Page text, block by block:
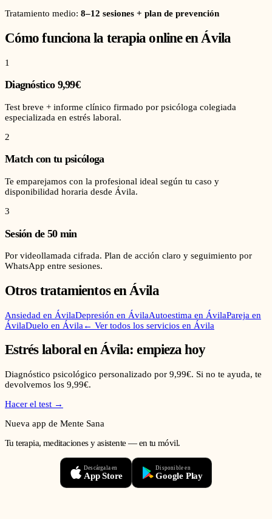
Tratamiento medio: 8–12 sesiones + plan de prevención
Cómo funciona la terapia online en Ávila
1
Diagnóstico 9,99€
Test breve + informe clínico firmado por psicóloga colegiada
especializada en estrés laboral.
2
Match con tu psicóloga
Te emparejamos con la profesional ideal según tu caso y
disponibilidad horaria desde Ávila.
3
Sesión de 50 min
Por videollamada cifrada. Plan de acción claro y seguimiento por
WhatsApp entre sesiones.
Otros tratamientos en Ávila
Ansiedad en ÁvilaDepresión en ÁvilaAutoestima en ÁvilaPareja en
ÁvilaDuelo en Ávila ← Ver todos los servicios en Ávila
Estrés laboralenÁvila: empieza hoy
Diagnóstico psicológico personalizado por 9,99€. Si no te ayuda, te
devolvemos los 9,99€.
Hacer el test →
Nueva app de Mente Sana
Tu terapia, meditaciones y asistente — en tu móvil.
Descárgala en
App Store
Disponible en
Google Play